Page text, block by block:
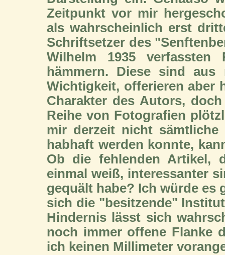
Zeitpunkt vor mir
als wahrscheinlich erst
Schriftsetzer des
Wilhelm 1935
hämmern. Diese sind
Wichtigkeit, offerieren aber
Charakter des Autors,
Reihe von Fotografien
mir derzeit nicht sämtliche
habhaft werden konnte,
Ob die fehlenden Artikel,
einmal weiß, interessanter
gequält habe? Ich würde es
sich die "besitzende"
Hindernis lässt sich
noch immer offene Flanke
ich keinen Millimeter